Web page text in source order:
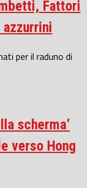
Fattori
per il raduno di
scherma’
verso Hong